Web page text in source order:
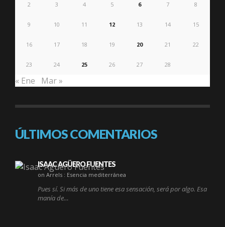
2 3 4 5 6 7 8
9 10 11 12 13 14 15
16 17 18 19 20 21 22
23 24 25 26 27 28
« Ene Mar »
ÚLTIMOS COMENTARIOS
ISAAC AGÜERO FUENTES
on Arrels : Esencia mediterránea
Pues sí. Si más de uno tiene esa sensación, será por algo. Esa
manía de…